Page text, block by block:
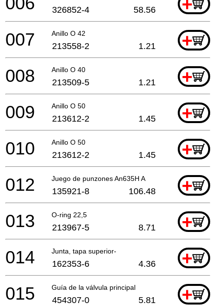
+
326852-4 58.56
Anillo O 42 +
007 213558-2 1.21
Anillo O 40 +
008 213509-5 1.21
Anillo O 50 +
009 213612-2 1.45
Anillo O 50 +
010 213612-2 1.45
Juego de punzones An635H A +
012 135921-8 106.48
O-ring 22,5 +
013 213967-5 8.71
Junta, tapa superior- +
014 162353-6 4.36
Guía de la válvula principal +
015 454307-0 5.81